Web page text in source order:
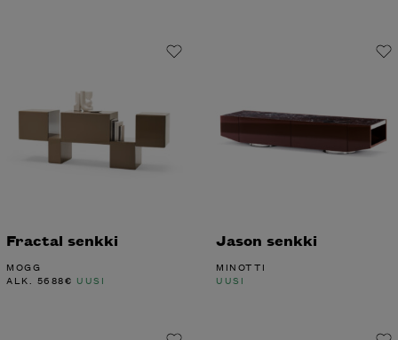
Fractal senkki
MOGG
ALK. 5688€ UUSI
Jason senkki
MINOTTI
UUSI